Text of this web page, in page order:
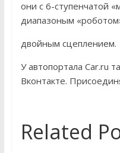
они с 6-ступенчатой
диапазоным
двойным сцеплением.
У автопортала Car.ru
Вконтакте.
Related